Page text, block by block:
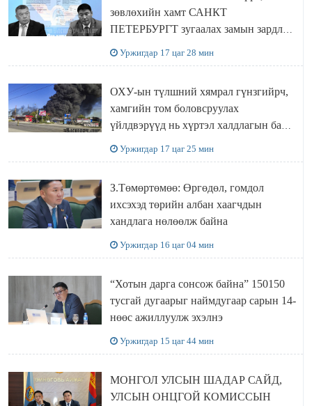
зөвлөхийн хамт САНКТ
ПЕТЕРБУРГТ зугаалах замын зардлаа
Уржигдар 17 цаг 28 мин
ОХУ-ын түлшний хямрал гүнзгийрч,
хамгийн том боловсруулах
үйлдвэрүүд нь хүртэл халдлагын бай
Уржигдар 17 цаг 25 мин
З.Төмөртөмөө: Өргөдөл, гомдол
ихсэхэд төрийн албан хаагчдын
хандлага нөлөөлж байна
Уржигдар 16 цаг 04 мин
“Хотын дарга сонсож байна” 150150
тусгай дугаарыг наймдугаар сарын 14-
нөөс ажиллуулж эхэлнэ
Уржигдар 15 цаг 44 мин
МОНГОЛ УЛСЫН ШАДАР САЙД,
УЛСЫН ОНЦГОЙ КОМИССЫН